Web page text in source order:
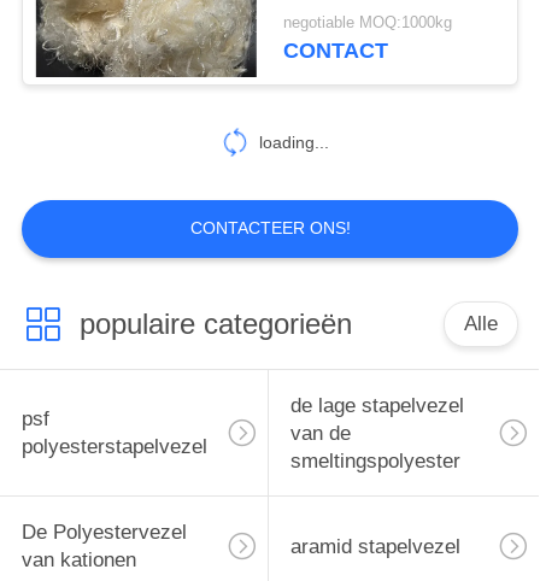
weerbestandheid
negotiable MOQ:1000kg
CONTACT
loading...
CONTACTEER ONS!
populaire categorieën Alle
psf
polyesterstapelvezel
de lage stapelvezel
van de
smeltingspolyester
De Polyestervezel
van kationen
aramid stapelvezel